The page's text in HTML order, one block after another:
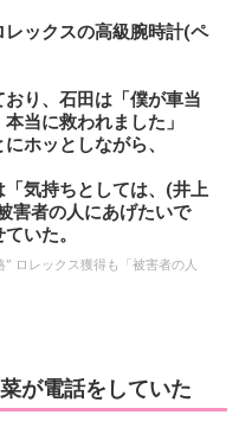
ックスの高級腕時計(ペ
り、石田は「僕が車当
当に救われました」
ホッとしながら、
気持ちとしては、(井上
害者の人にあげたいで
いた。
ロレックス獲得も「被害者の人
が電話をしていた